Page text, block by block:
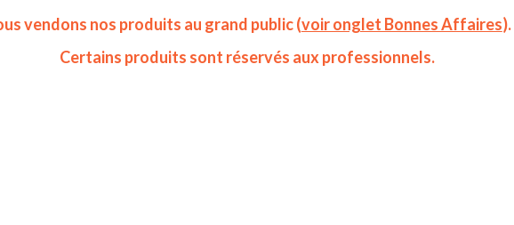
vendons nos produits au grand public (voir onglet Bonnes Affaires).
Certains produits sont réservés aux professionnels.